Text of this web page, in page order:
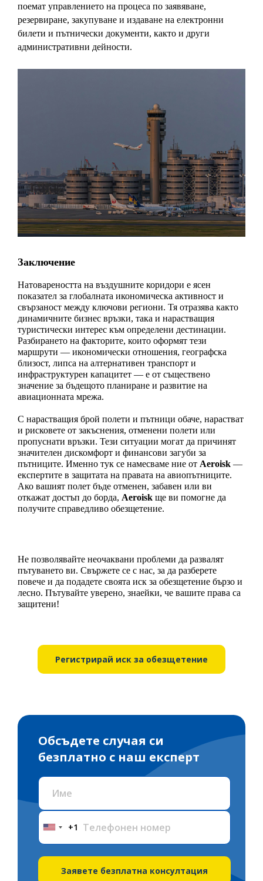
поемат управлението на процеса по заявяване,
резервиране, закупуване и издаване на електронни
билети и пътнически документи, както и други
административни дейности.
Заключение
Натовареността на въздушните коридори е ясен
показател за глобалната икономическа активност и
свързаност между ключови региони. Тя отразява както
динамичните бизнес връзки, така и нарастващия
туристически интерес към определени дестинации.
Разбирането на факторите, които оформят тези
маршрути — икономически отношения, географска
близост, липса на алтернативен транспорт и
инфраструктурен капацитет — е от съществено
значение за бъдещото планиране и развитие на
авиационната мрежа.
С нарастващия брой полети и пътници обаче, нарастват
и рисковете от закъснения, отменени полети или
пропуснати връзки. Тези ситуации могат да причинят
значителен дискомфорт и финансови загуби за
пътниците. Именно тук се намесваме ние от Aeroisk —
експертите в защитата на правата на авиопътниците.
Ако вашият полет бъде отменен, забавен или ви
откажат достъп до борда, Aeroisk ще ви помогне да
получите справедливо обезщетение.
Не позволявайте неочаквани проблеми да развалят
пътуването ви. Свържете се с нас, за да разберете
повече и да подадете своята иск за обезщетение бързо и
лесно. Пътувайте уверено, знаейки, че вашите права са
защитени!
Регистрирай иск за обезщетение
Обсъдете случая си
безплатно с наш експерт
United
States
+1
+1
Заявете безплатна консултация